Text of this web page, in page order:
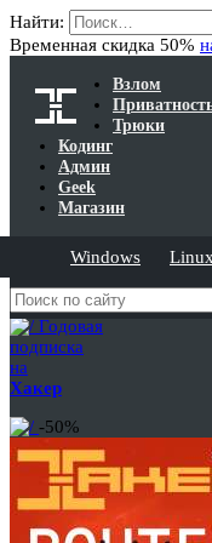
Найти:
Временная скидка 50%
Взлом
Трюки
Кодинг
Админ
Geek
Магазин
Windows Linux
Годовая
подписка
на
Хакер
-50%